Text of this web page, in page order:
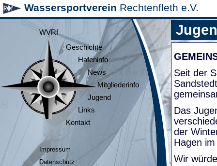
Wassersportverein Rechtenfleth e.V.
WVRf
Geschichte
Hafeninfo
News
Mitgliederinfo
Jugend
Links
Kontakt
Impressum
Datenschutz
Seit der
Das
der
Hagen
Wir